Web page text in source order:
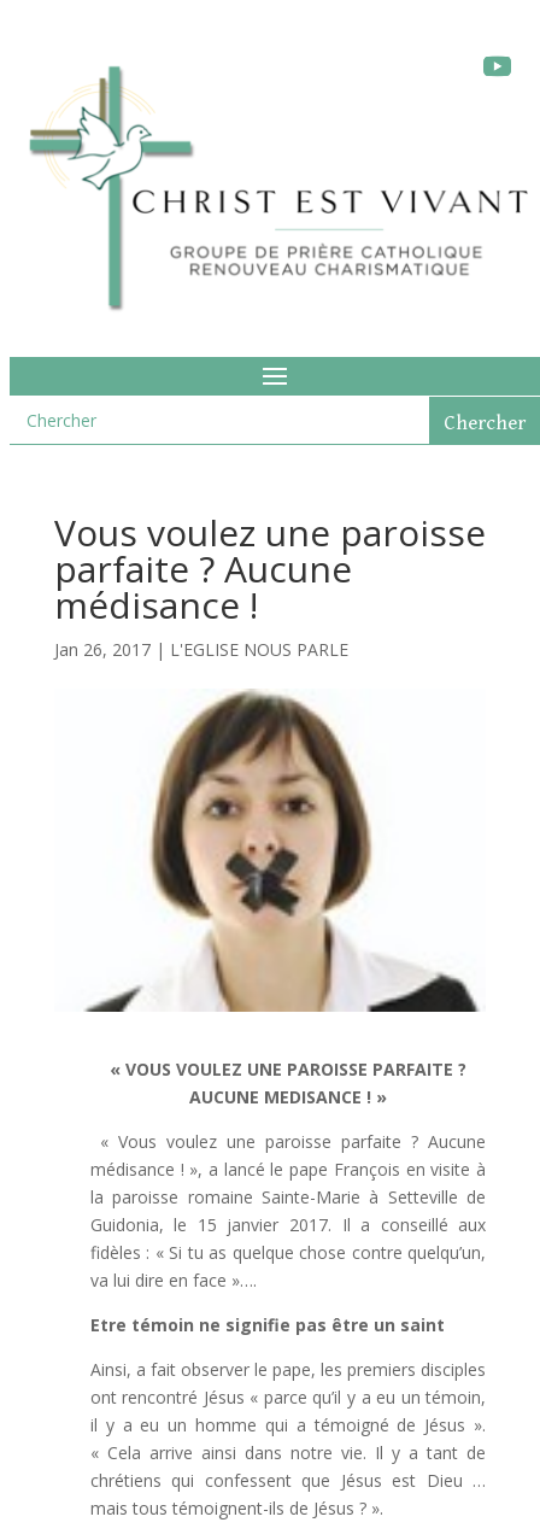
Vous voulez une paroisse
parfaite ? Aucune
médisance !
Jan 26, 2017| L'EGLISE NOUS PARLE
« VOUS VOULEZ UNE PAROISSE PARFAITE ?
AUCUNE MEDISANCE ! »
« Vous voulez une paroisse parfaite ? Aucune
médisance ! », a lancé le pape François en visite à
la paroisse romaine Sainte-Marie à Setteville de
Guidonia, le 15 janvier 2017. Il a conseillé aux
fidèles : « Si tu as quelque chose contre quelqu’un,
va lui dire en face »….
Etre témoin ne signifie pas être un saint
Ainsi, a fait observer le pape, les premiers disciples
ont rencontré Jésus « parce qu’il y a eu un témoin,
il y a eu un homme qui a témoigné de Jésus ».
« Cela arrive ainsi dans notre vie. Il y a tant de
chrétiens qui confessent que Jésus est Dieu …
mais tous témoignent-ils de Jésus ? ».